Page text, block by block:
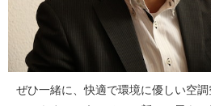
ぜひ一緒に、快適で環境に優しい空